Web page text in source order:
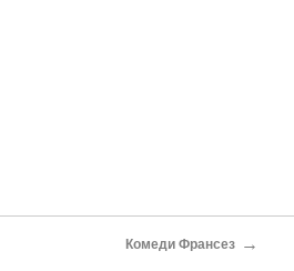
Комеди Франсез →